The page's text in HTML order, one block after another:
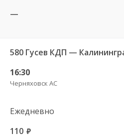
—
16:30
Черняховск АС
Ежедневно
110 руб.